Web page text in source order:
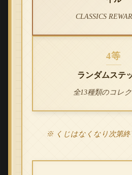
CLASSICS
4等
ランダムステ
全13種類のコレ
※ くじはなくなり次第終